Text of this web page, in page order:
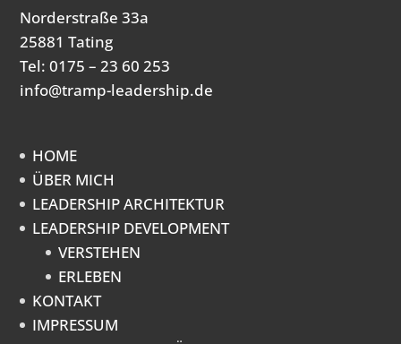
Norderstraße 33a
25881 Tating
Tel: 0175 – 23 60 253
info@tramp-leadership.de
HOME
ÜBER MICH
LEADERSHIP ARCHITEKTUR
LEADERSHIP DEVELOPMENT
VERSTEHEN
ERLEBEN
KONTAKT
IMPRESSUM